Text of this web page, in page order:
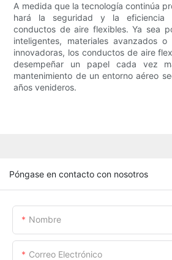
A medida que la tecnología continúa
hará la seguridad y la eficiencia
conductos de aire flexibles. Ya sea
inteligentes, materiales avanzados
innovadoras, los conductos de aire
desempeñar un papel cada vez
mantenimiento de un entorno aéreo
años venideros.
Póngase en contacto con nosotros
Nombre
Correo Electrónico